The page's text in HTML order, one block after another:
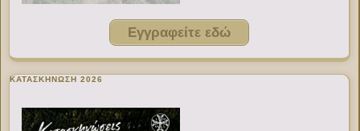
Εγγραφείτε εδώ
ΚΑΤΑΣΚΗΝΩΣΗ 2026